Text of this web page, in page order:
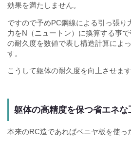
効果を満たしません。
ですので予めPC鋼線による引っ張り
力をN（ニュートン）に換算する事
の耐久度を数値で表し構造計算によ
す。
こうして躯体の耐久度を向上させます
躯体の高精度を保つ省エネな
本来のRC造であればベニヤ板を使っ